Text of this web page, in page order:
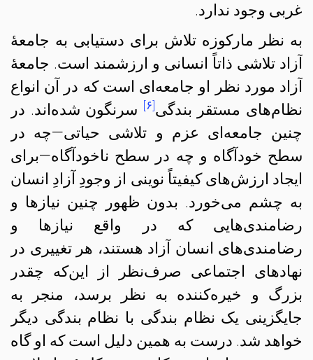
غربی وجود ندارد.
به نظر مارکوزه تلاش برای دستیابی به جامعهٔ
آزاد تلاشی ذاتاً انسانی و ارزشمند است. جامعهٔ
آزاد مورد نظر او جامعه‌ای است که در آن انواع
نظام‌های مستقر بندگی[۶] سرنگون شده‌اند. در
چنین جامعه‌ای عزم و تلاشی حیاتی—چه در
سطح خودآگاه و چه در سطح ناخودآگاه—برای
ایجاد ارزش‌های کیفیتاً نوینی از وجودِ آزادِ انسان
به چشم می‌خورد. بدون ظهور چنین نیازها و
رضامندی‌هایی که در واقع نیازها و
رضامندی‌های انسان آزاد هستند، هر تغییری در
نهادهای اجتماعی صرف‌نظر از این‌که چقدر
بزرگ و خیره‌کننده به نظر برسد، منجر به
جایگزینی یک نظام بندگی با نظام بندگی دیگر
خواهد شد. درست به همین دلیل است که او گاه